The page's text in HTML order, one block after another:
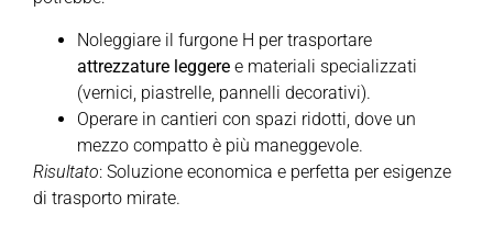
Noleggiare il furgone H per trasportare
attrezzature leggere e materiali specializzati
(vernici, piastrelle, pannelli decorativi).
Operare in cantieri con spazi ridotti, dove un
mezzo compatto è più maneggevole.
Risultato: Soluzione economica e perfetta per esigenze
di trasporto mirate.